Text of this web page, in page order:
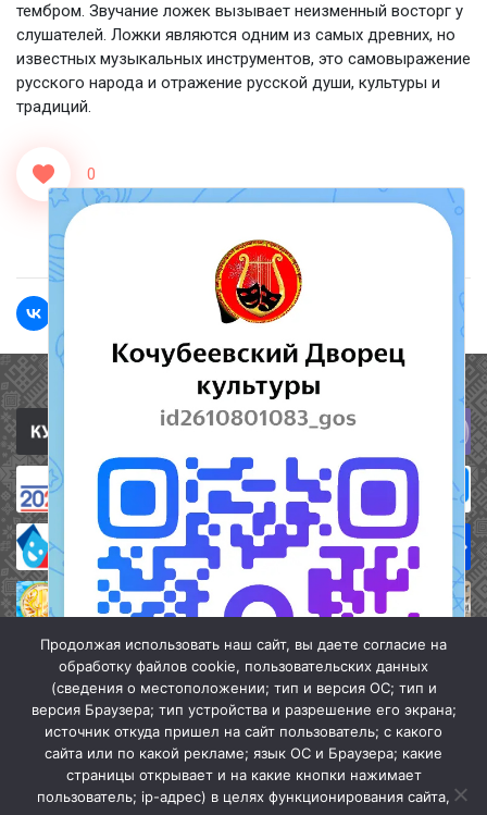
тембром. Звучание ложек вызывает неизменный восторг у
слушателей. Ложки являются одним из самых древних, но
известных музыкальных инструментов, это самовыражение
русского народа и отражение русской души, культуры и
традиций.
0
Полезные ссылки
Продолжая использовать наш сайт, вы даете согласие на
обработку файлов cookie, пользовательских данных
(сведения о местоположении; тип и версия ОС; тип и
версия Браузера; тип устройства и разрешение его экрана;
источник откуда пришел на сайт пользователь; с какого
сайта или по какой рекламе; язык ОС и Браузера; какие
страницы открывает и на какие кнопки нажимает
пользователь; ip-адрес) в целях функционирования сайта,